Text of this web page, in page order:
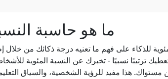
ما هو حاسبة
للذكاء على فهم ما تعنيه درجة ذكائك من خلال
ترتيبًا نسبيًا - تخبرك عن النسبة المئوية